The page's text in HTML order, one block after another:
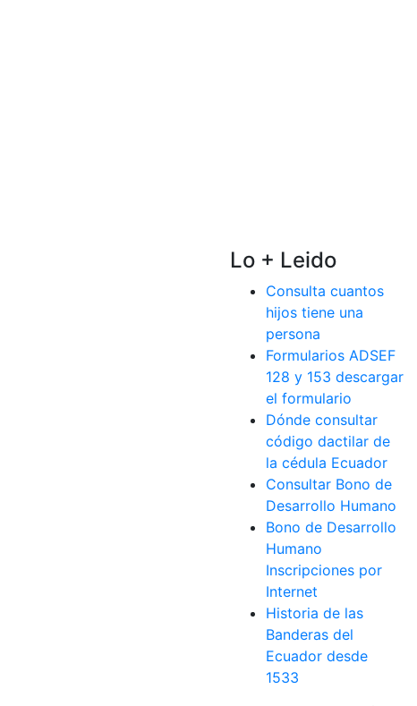
Lo + Leido
Consulta cuantos
hijos tiene una
persona
Formularios ADSEF
128 y 153 descargar
el formulario
Dónde consultar
código dactilar de
la cédula Ecuador
Consultar Bono de
Desarrollo Humano
Bono de Desarrollo
Humano
Inscripciones por
Internet
Historia de las
Banderas del
Ecuador desde
1533